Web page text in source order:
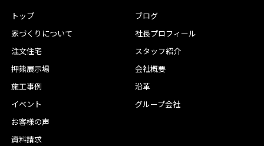
トップ
家づくりについて
注文住宅
押熊展示場
施工事例
イベント
お客様の声
ブログ
社長プロフィール
スタッフ紹介
会社概要
沿革
グループ会社
資料請求